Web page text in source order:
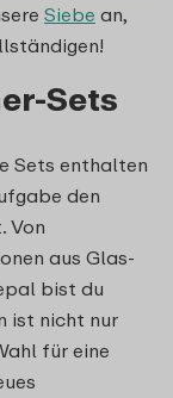
Siebe an,
Sets
Sets enthalten
den
Von
aus Glas-
bist du
ist nicht nur
für eine